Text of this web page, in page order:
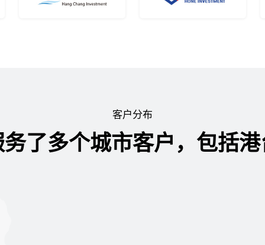
客户分布
了多个城市客户，包括